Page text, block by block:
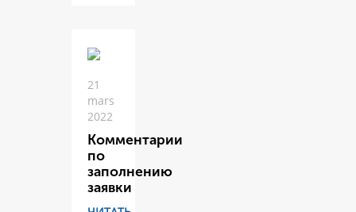
21
mars
2022
Комментарии
по
заполнению
заявки